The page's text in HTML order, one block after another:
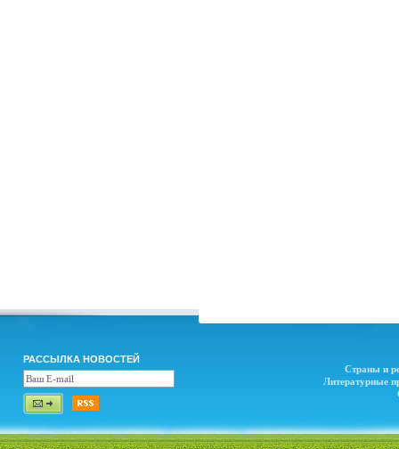
РАССЫЛКА НОВОСТЕЙ
Страны и
Литературные